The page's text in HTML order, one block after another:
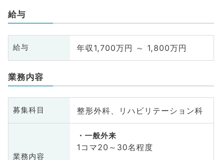
給与
給与 年収1,700万円 ～ 1,800万円
業務内容
募集科目 整形外科、リハビリテーション科
業務内容
一般外来
1コマ20～30名程度